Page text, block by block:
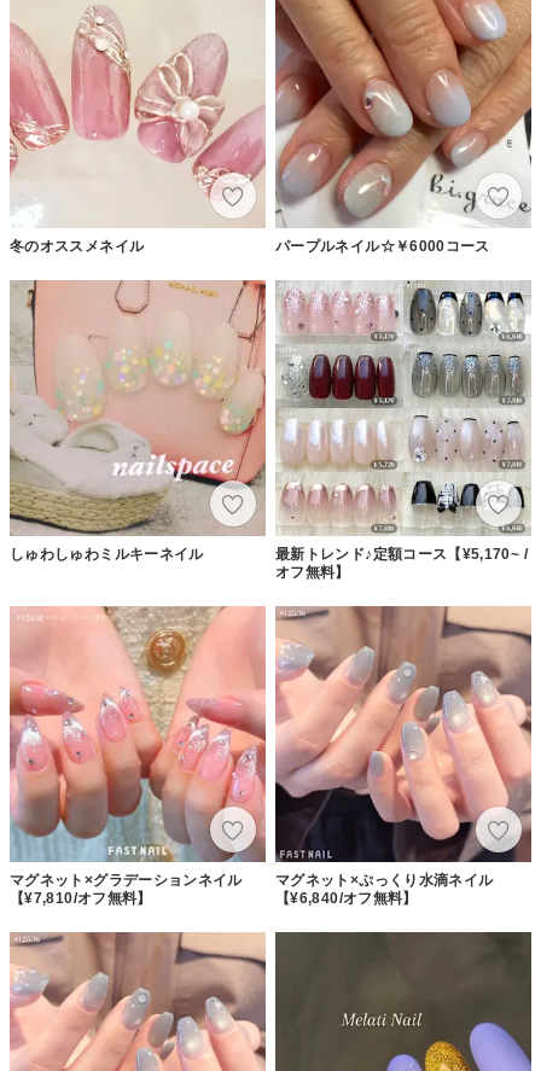
冬のオススメネイル パープルネイル☆￥6000コース
しゅわしゅわミルキーネイル
最新トレンド♪定額コース【¥5,170~ /
オフ無料】
マグネット×グラデーションネイル
【¥7,810/オフ無料】
マグネット×ぷっくり水滴ネイル
【¥6,840/オフ無料】